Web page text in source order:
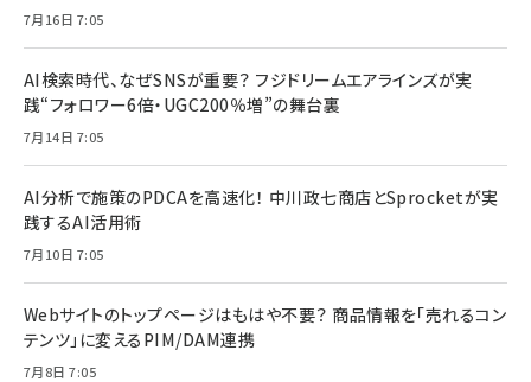
7月16日 7:05
AI検索時代、なぜSNSが重要？ フジドリームエアラインズが実
践“フォロワー6倍・UGC200％増”の舞台裏
7月14日 7:05
AI分析で施策のPDCAを高速化！ 中川政七商店とSprocketが実
践するAI活用術
7月10日 7:05
Webサイトのトップページはもはや不要？ 商品情報を「売れるコン
テンツ」に変えるPIM/DAM連携
7月8日 7:05